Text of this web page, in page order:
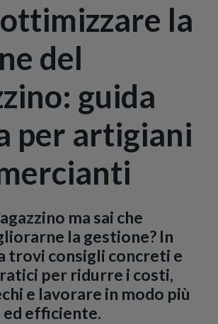
la
del
guida
per artigiani
ma sai che
la gestione? In
trovi consigli concreti e
per ridurre i costi,
e lavorare in modo più
efficiente.